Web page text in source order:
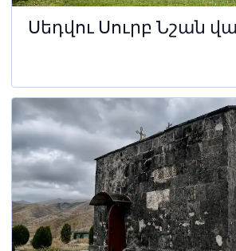
Սեդվու Սուրբ Նշան